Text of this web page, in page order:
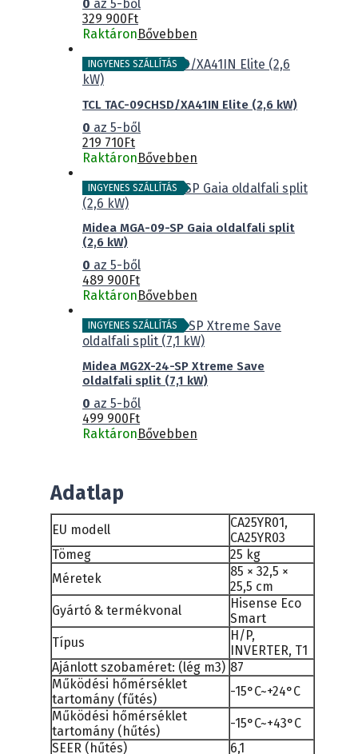
0 az 5-ből
329 900 Ft
Raktáron Bővebben
INGYENES SZÁLLÍTÁS
TCL TAC-09CHSD/XA41IN Elite (2,6 kW)
0 az 5-ből
219 710Ft
RaktáronBővebben
INGYENES SZÁLLÍTÁS
Midea MGA-09-SP Gaia oldalfali split
(2,6 kW)
0 az 5-ből
489 900 Ft
Raktáron Bővebben
INGYENES SZÁLLÍTÁS
Midea MG2X-24-SP Xtreme Save
oldalfali split (7,1 kW)
0 az 5-ből
499 900Ft
RaktáronBővebben
Adatlap
EU modell
CA25YR01,
CA25YR03
Tömeg
25 kg
Méretek
85 × 32,5 ×
25,5 cm
Gyártó & termékvonal
Hisense Eco
Smart
Típus
H/P,
INVERTER, T1
Ajánlott szobaméret: (lég m3) 87
Működési hőmérséklet
tartomány (fűtés)
-15°C~+24°C
Működési hőmérséklet
tartomány (hűtés)
-15°C~+43°C
SEER (hűtés)
6,1